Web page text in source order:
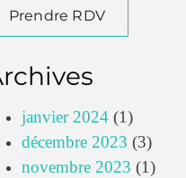
Prendre RDV
janvier 2024(1)
décembre 2023 (3)
novembre 2023 (1)